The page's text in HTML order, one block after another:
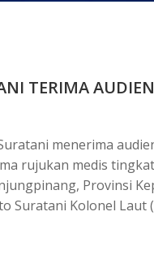
TERIMA
menerima
rujukan medis
Provinsi
Kolonel Laut